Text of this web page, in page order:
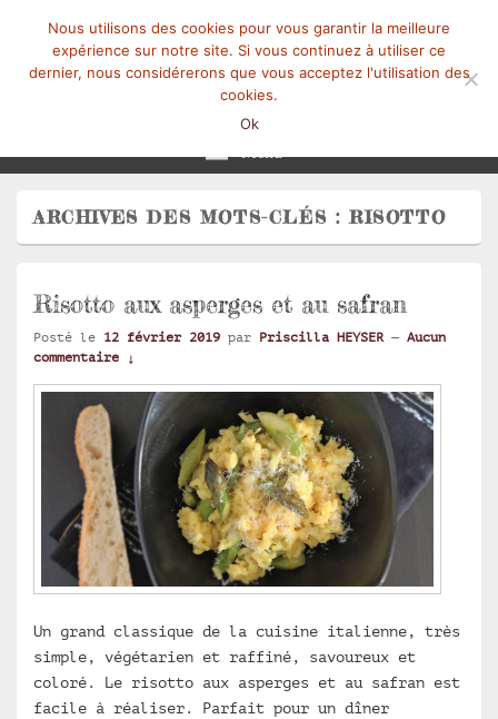
ARCHIVES DES MOTS-CLÉS :RISOTTO
Risotto aux asperges et au safran
Posté le 12 février 2019 par Priscilla HEYSER — Aucun
commentaire ↓
Un grand classique de la cuisine italienne, très
simple, végétarien et raffiné, savoureux et
coloré. Le risotto aux asperges et au safran est
facile à réaliser. Parfait pour un dîner
Nous utilisons des cookies pour vous garantir la meilleure
expérience sur notre site. Si vous continuez à utiliser ce
dernier, nous considérerons que vous acceptez l'utilisation des
cookies.
Ok